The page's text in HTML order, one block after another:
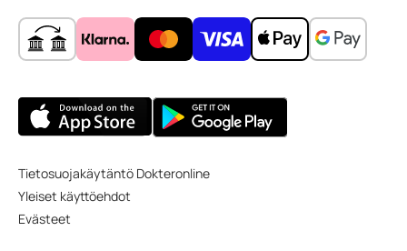
Tietosuojakäytäntö Dokteronline
Yleiset käyttöehdot
Evästeet